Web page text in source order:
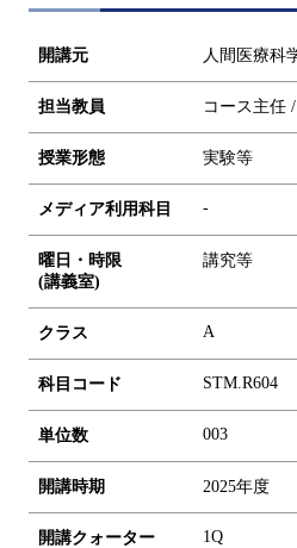
開講元 人間医療科
担当教員 コース主任
授業形態 実験等
メディア利用科目 -
曜日・時限
(講義室)
講究等
クラス A
科目コード STM.R604
単位数 003
開講時期 2025年度
開講クォーター 1Q